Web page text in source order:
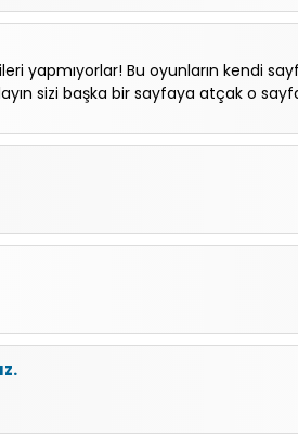
yapmıyorlar! Bu oyunların kendi
sizi başka bir sayfaya atçak o